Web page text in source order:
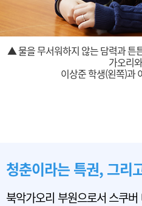
▲ 물을 무서워하지 않는 담력과 튼
가오리
이상준 학생(왼쪽)과
청춘이라는 특권, 그리
북악가오리 부원으로서 스쿠